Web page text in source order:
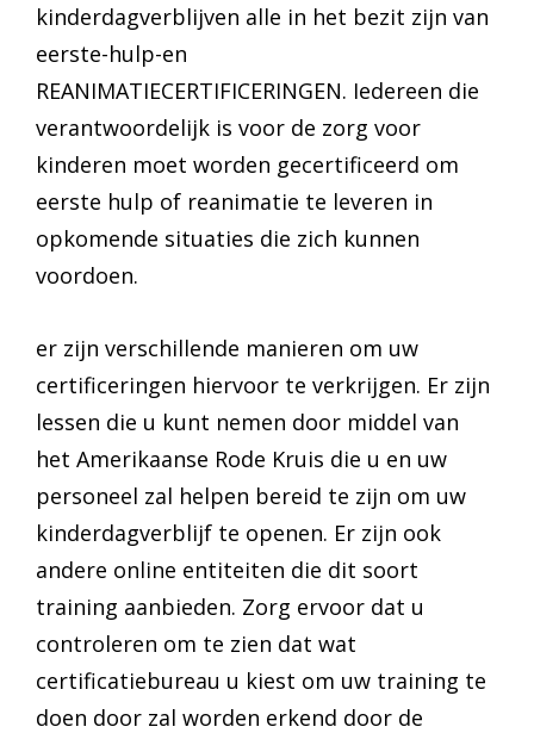
kinderdagverblijven alle in het bezit zijn van
eerste-hulp-en
REANIMATIECERTIFICERINGEN. Iedereen die
verantwoordelijk is voor de zorg voor
kinderen moet worden gecertificeerd om
eerste hulp of reanimatie te leveren in
opkomende situaties die zich kunnen
voordoen.
er zijn verschillende manieren om uw
certificeringen hiervoor te verkrijgen. Er zijn
lessen die u kunt nemen door middel van
het Amerikaanse Rode Kruis die u en uw
personeel zal helpen bereid te zijn om uw
kinderdagverblijf te openen. Er zijn ook
andere online entiteiten die dit soort
training aanbieden. Zorg ervoor dat u
controleren om te zien dat wat
certificatiebureau u kiest om uw training te
doen door zal worden erkend door de